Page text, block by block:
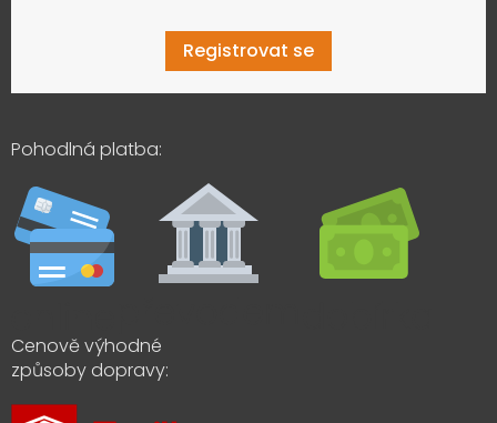
Registrovat se
Pohodlná platba:
Cenově výhodné
způsoby dopravy: